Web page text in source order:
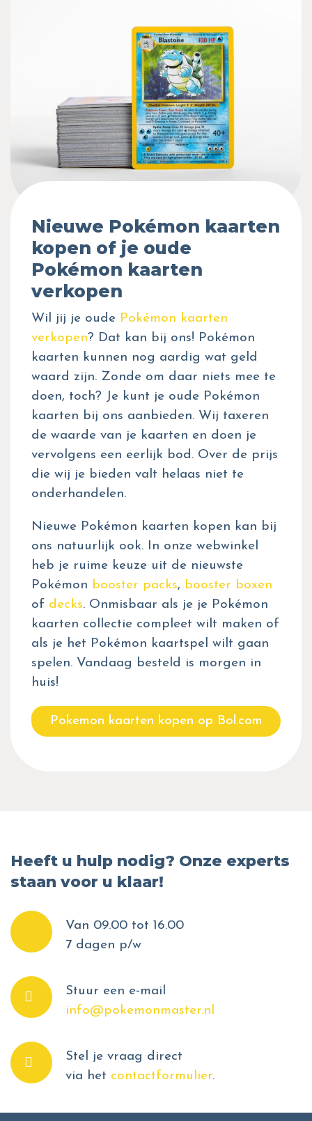
Nieuwe Pokémon kaarten
kopen of je oude
Pokémon kaarten
verkopen
Wil jij je oude Pokémon kaarten
verkopen? Dat kan bij ons! Pokémon
kaarten kunnen nog aardig wat geld
waard zijn. Zonde om daar niets mee te
doen, toch? Je kunt je oude Pokémon
kaarten bij ons aanbieden. Wij taxeren
de waarde van je kaarten en doen je
vervolgens een eerlijk bod. Over de prijs
die wij je bieden valt helaas niet te
onderhandelen.
Nieuwe Pokémon kaarten kopen kan bij
ons natuurlijk ook. In onze webwinkel
heb je ruime keuze uit de nieuwste
Pokémon booster packs, booster boxen
of decks. Onmisbaar als je je Pokémon
kaarten collectie compleet wilt maken of
als je het Pokémon kaartspel wilt gaan
spelen. Vandaag besteld is morgen in
huis!
Pokemon kaarten kopen op Bol.com
Heeft u hulp nodig? Onze experts
staan voor u klaar!
Van 09.00 tot 16.00
7 dagen p/w
Stuur een e-mail
info@pokemonmaster.nl
Stel je vraag direct
via het contactformulier.